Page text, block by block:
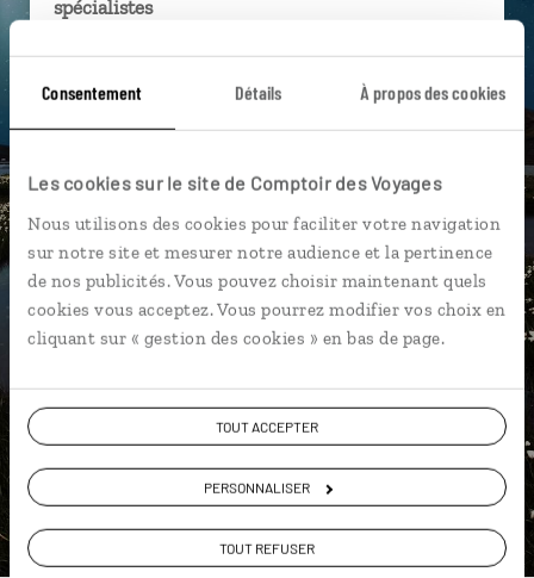
Consentement Détails À propos des cookies
Les cookies sur le site de Comptoir des Voyages
Nous utilisons des cookies pour faciliter votre navigation
sur notre site et mesurer notre audience et la pertinence
de nos publicités. Vous pouvez choisir maintenant quels
cookies vous acceptez. Vous pourrez modifier vos choix en
cliquant sur « gestion des cookies » en bas de page.
TOUT ACCEPTER
PERSONNALISER
TOUT REFUSER
spécialistes
Ils sauront organiser votre itinéraire au plus
près de vos envies et de la réalité du pays.
Échangez en face à face ou depuis nos studios
téléphone.
Vous gardez le même interlocuteur avant,
pendant et après votre voyage.
ou
Construisez votre voyage avec un spécialiste Islande
01 85 08 22 96